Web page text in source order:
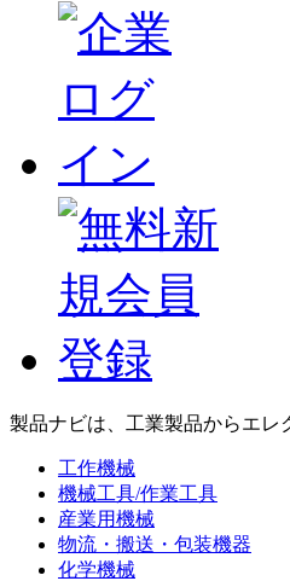
製品ナビは、工業製品からエ
工作機械
機械工具/作業工具
産業用機械
物流・搬送・包装機器
化学機械